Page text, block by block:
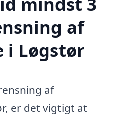
af
Løgstør
af
er det vigtigt at